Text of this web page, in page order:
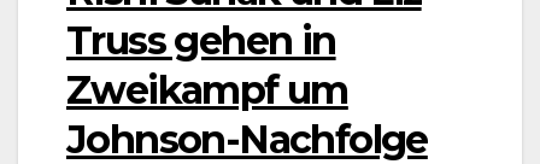
Truss gehen in
Zweikampf um
Johnson-Nachfolge